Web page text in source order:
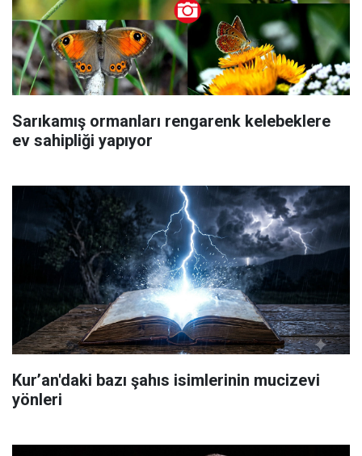
Sarıkamış ormanları rengarenk kelebeklere
ev sahipliği yapıyor
Kur’an'daki bazı şahıs isimlerinin mucizevi
yönleri